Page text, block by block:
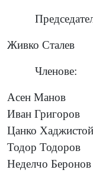
Живко Сталев
Членове:
Асен Манов
Иван Григоров
Цанко
Тодор Тодоров
Неделчо Беронов